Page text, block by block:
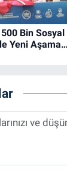
Bin Sosyal
Yeni Aşama…